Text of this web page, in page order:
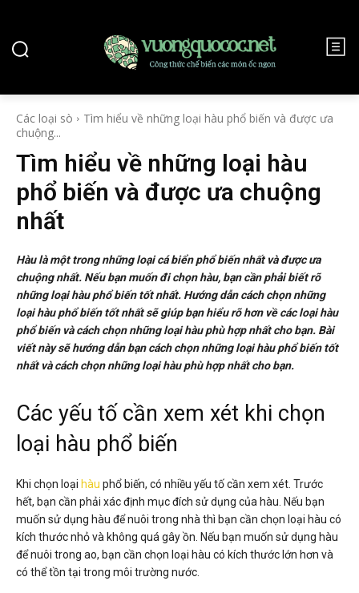
Các loại sò
Tìm hiểu về những loại hàu phổ biến và được ưa
chuộng...
Tìm hiểu về những loại hàu
phổ biến và được ưa chuộng
nhất
Hàu là một trong những loại cá biển phổ biến nhất và được ưa
chuộng nhất. Nếu bạn muốn đi chọn hàu, bạn cần phải biết rõ
những loại hàu phổ biến tốt nhất. Hướng dẫn cách chọn những
loại hàu phổ biến tốt nhất sẽ giúp bạn hiểu rõ hơn về các loại hàu
phổ biến và cách chọn những loại hàu phù hợp nhất cho bạn. Bài
viết này sẽ hướng dẫn bạn cách chọn những loại hàu phổ biến tốt
nhất và cách chọn những loại hàu phù hợp nhất cho bạn.
Các yếu tố cần xem xét khi chọn
loại hàu phổ biến
Khi chọn loại hàu phổ biến, có nhiều yếu tố cần xem xét. Trước
hết, bạn cần phải xác định mục đích sử dụng của hàu. Nếu bạn
muốn sử dụng hàu để nuôi trong nhà thì bạn cần chọn loại hàu có
kích thước nhỏ và không quá gây ồn. Nếu bạn muốn sử dụng hàu
để nuôi trong ao, bạn cần chọn loại hàu có kích thước lớn hơn và
có thể tồn tại trong môi trường nước.